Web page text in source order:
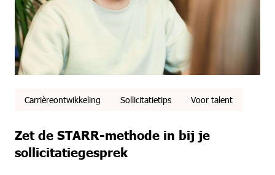
Carrièreontwikkeling Sollicitatietips Voor talent
Zet de STARR-methode in bij je
sollicitatiegesprek